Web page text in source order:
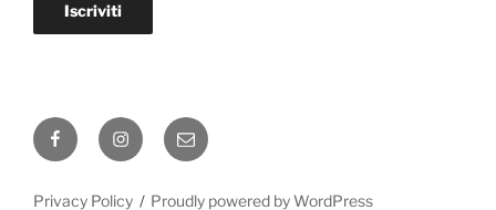
Iscriviti
FacebookInstagramEmail
Privacy Policy Proudly powered by WordPress